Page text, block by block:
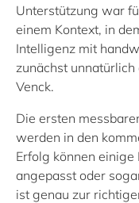
Unterstützung war
einem Kontext, in
Intelligenz mit
zunächst
Venck.
Die ersten
werden in den
Erfolg können
angepasst oder
ist genau zur